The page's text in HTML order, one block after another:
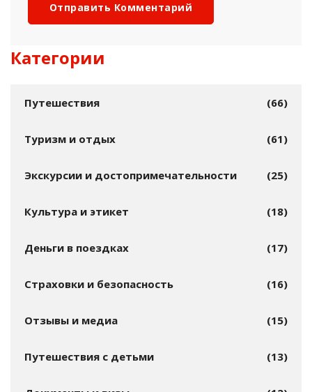
Отправить Комментарий
Категории
Путешествия (66)
Туризм и отдых (61)
Экскурсии и достопримечательности (25)
Культура и этикет (18)
Деньги в поездках (17)
Страховки и безопасность (16)
Отзывы и медиа (15)
Путешествия с детьми (13)